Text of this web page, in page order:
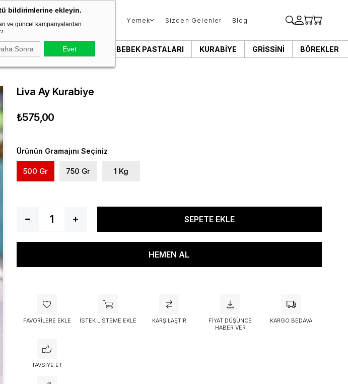
bildirimlerine ekleyin.
ve güncel kampanyalardan
Sonra Evet
Çikolata Tatlı & Kurabiye Yemek Sizden Gelenler Blog
SÖZ & NIŞAN PASTALARI BEBEK PASTALARI KURABIYE GRISSINI BÖREKLER
Liva Ay Kurabiye
₺575,00
Ürünün Gramajını Seçiniz
500 Gr 750 Gr 1 Kg
FAVORILERE EKLE İSTEK LISTEME EKLE KARŞILAŞTIR
FIYAT DÜŞÜNCE
HABER VER
KARGO BEDAVA
TAVSIYE ET